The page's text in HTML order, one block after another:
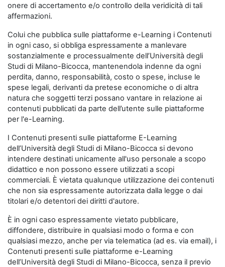
onere di accertamento e/o controllo della veridicità di tali
affermazioni.
Colui che pubblica sulle piattaforme e-Learning i Contenuti
in ogni caso, si obbliga espressamente a manlevare
sostanzialmente e processualmente dell’Università degli
Studi di Milano-Bicocca, mantenendola indenne da ogni
perdita, danno, responsabilità, costo o spese, incluse le
spese legali, derivanti da pretese economiche o di altra
natura che soggetti terzi possano vantare in relazione ai
contenuti pubblicati da parte dell’utente sulle piattaforme
per l'e-Learning.
I Contenuti presenti sulle piattaforme E-Learning
dell’Università degli Studi di Milano-Bicocca si devono
intendere destinati unicamente all'uso personale a scopo
didattico e non possono essere utilizzati a scopi
commerciali. È vietata qualunque utilizzazione dei contenuti
che non sia espressamente autorizzata dalla legge o dai
titolari e/o detentori dei diritti d'autore.
È in ogni caso espressamente vietato pubblicare,
diffondere, distribuire in qualsiasi modo o forma e con
qualsiasi mezzo, anche per via telematica (ad es. via email), i
Contenuti presenti sulle piattaforme e-Learning
dell’Università degli Studi di Milano-Bicocca, senza il previo